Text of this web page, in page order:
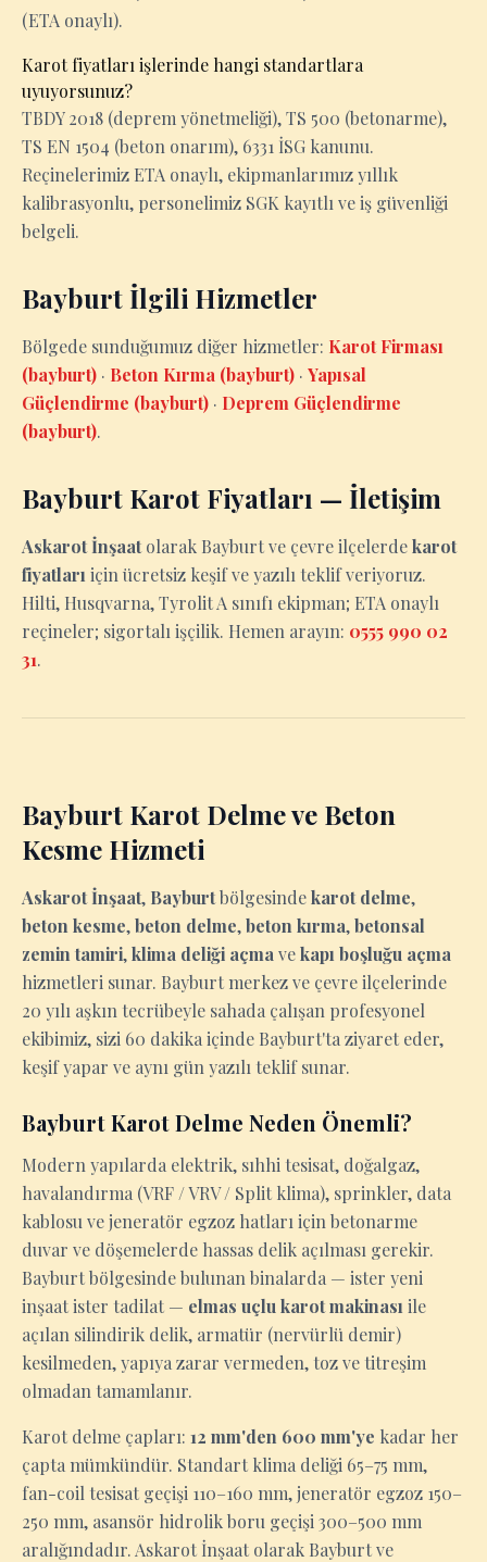
(ETA onaylı).
Karot fiyatları işlerinde hangi standartlara
uyuyorsunuz?
TBDY 2018 (deprem yönetmeliği), TS 500 (betonarme),
TS EN 1504 (beton onarım), 6331 İSG kanunu.
Reçinelerimiz ETA onaylı, ekipmanlarımız yıllık
kalibrasyonlu, personelimiz SGK kayıtlı ve iş güvenliği
belgeli.
Bayburt İlgili Hizmetler
Bölgede sunduğumuz diğer hizmetler: Karot Firması
(bayburt) · Beton Kırma (bayburt) · Yapısal
Güçlendirme (bayburt) · Deprem Güçlendirme
(bayburt).
Bayburt Karot Fiyatları — İletişim
Askarot İnşaatolarak Bayburt ve çevre ilçelerdekarot
fiyatları için ücretsiz keşif ve yazılı teklif veriyoruz.
Hilti, Husqvarna, Tyrolit A sınıfı ekipman; ETA onaylı
reçineler; sigortalı işçilik. Hemen arayın: 0555 990 02
31.
Bayburt Karot Delme ve Beton
Kesme Hizmeti
Askarot İnşaat, Bayburtbölgesindekarot delme,
beton kesme,beton delme,beton kırma,betonsal
zemin tamiri,klima deliği açma vekapı boşluğu açma
hizmetleri sunar. Bayburt merkez ve çevre ilçelerinde
20 yılı aşkın tecrübeyle sahada çalışan profesyonel
ekibimiz, sizi 60 dakika içinde Bayburt'ta ziyaret eder,
keşif yapar ve aynı gün yazılı teklif sunar.
Bayburt Karot Delme Neden Önemli?
Modern yapılarda elektrik, sıhhi tesisat, doğalgaz,
havalandırma (VRF / VRV / Split klima), sprinkler, data
kablosu ve jeneratör egzoz hatları için betonarme
duvar ve döşemelerde hassas delik açılması gerekir.
Bayburt bölgesinde bulunan binalarda — ister yeni
inşaat ister tadilat — elmas uçlu karot makinası ile
açılan silindirik delik, armatür (nervürlü demir)
kesilmeden, yapıya zarar vermeden, toz ve titreşim
olmadan tamamlanır.
Karot delme çapları: 12 mm'den 600 mm'ye kadar her
çapta mümkündür. Standart klima deliği 65–75 mm,
fan-coil tesisat geçişi 110–160 mm, jeneratör egzoz 150–
250 mm, asansör hidrolik boru geçişi 300–500 mm
aralığındadır. Askarot İnşaat olarak Bayburt ve